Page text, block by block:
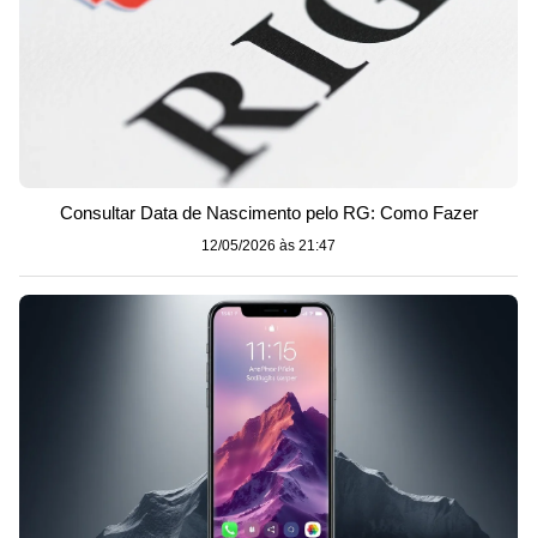
Consultar Data de Nascimento pelo RG: Como Fazer
12/05/2026 às 21:47